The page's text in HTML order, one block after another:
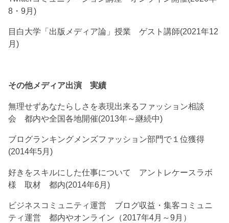
8・9月)
目白大学「出版メディア論」授業 ゲスト講師(2021年12
月)
その他メディア出演 実績
無理せずあなたらしさを表現出来るファッション相談
会 都内や全国各地開催(2013年～継続中)
ブログランキングメンズファッション部門で１位獲得
(2014年5月)
好きをスキルにした仕事について アントレケースラボ
様 取材 都内(2014年6月)
ビジネスコミュニティ運営 ブログ収益・集客コミュニ
ティ運営 都内やオンライン（2017年4月～9月）